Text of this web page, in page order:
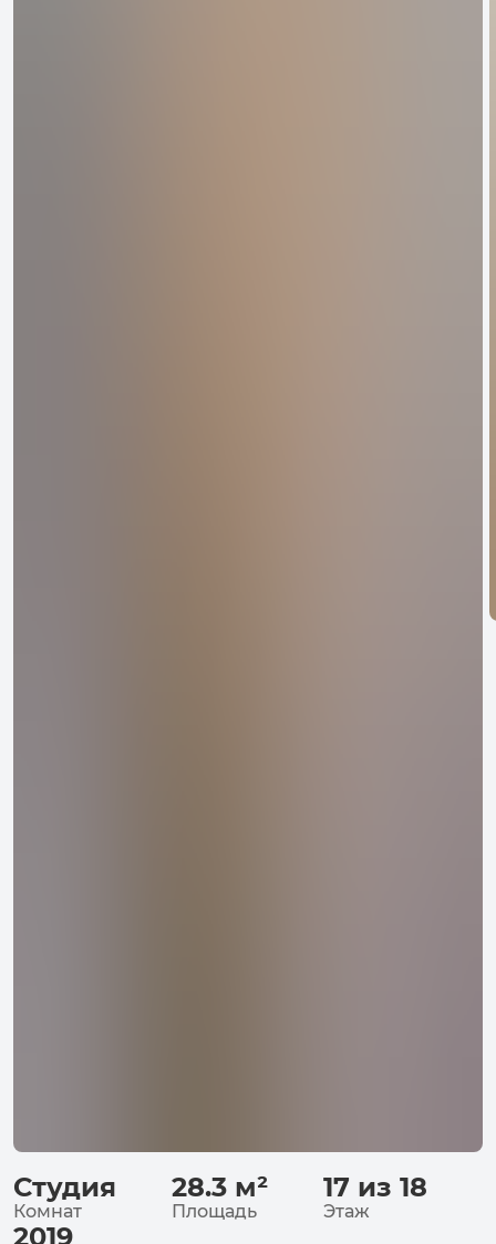
Студия
Комнат
28.3 м²
Площадь
17 из 18
Этаж
2019